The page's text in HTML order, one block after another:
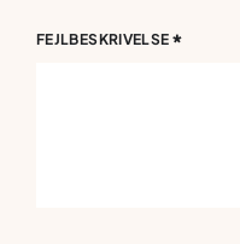
FEJLBESKRIVELSE *